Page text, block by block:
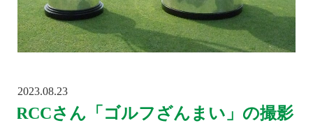
POSTED
2023.08.23
RCCさん「ゴルフざんまい」の撮影